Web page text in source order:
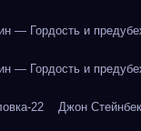
— Гордость и
— Гордость и
22 Джон